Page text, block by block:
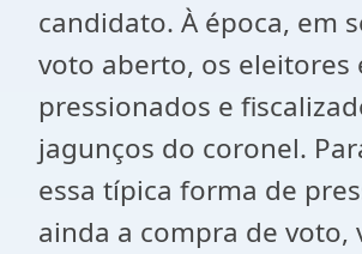
candidato. À época, em
voto aberto, os eleitores
pressionados e
jagunços do coronel.
essa típica forma de
ainda a compra de voto,